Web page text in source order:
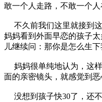
敢一个人走路，不敢一个人
不久前我们这里就接到这
妈妈看到外面早恋的孩子
儿继续问：那你是怎么生
妈妈很单纯地认为，这样
面的亲密镜头，就感觉到
没想到孩子快30了，还不